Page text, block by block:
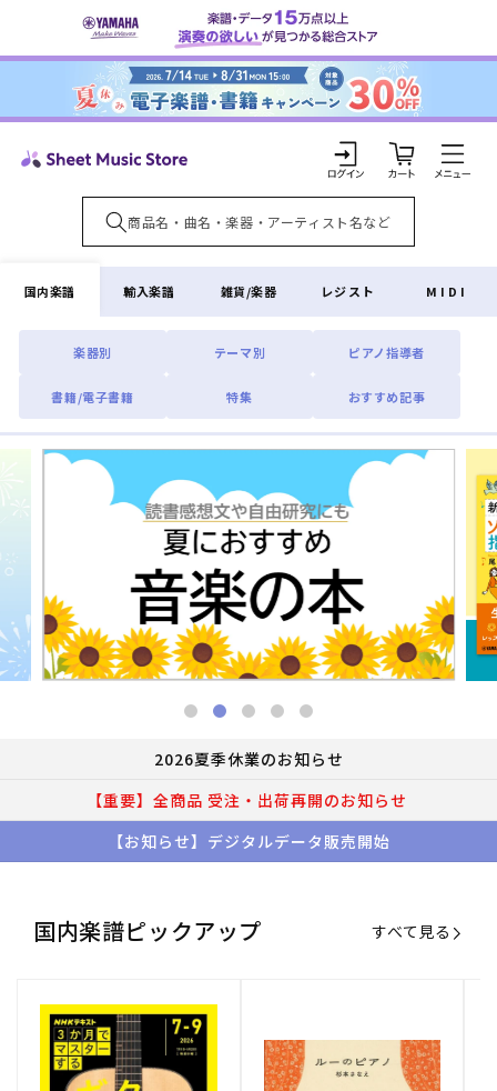
ンツに
ロ
グ
イ
ン
カ
ー
ト
国内楽譜
楽器別 テーマ別 ピアノ指導者
書籍/電子書籍 特集 おすすめ記事
輸入楽譜 雑貨/楽器 レジスト MIDI
2026夏季休業のお知らせ
【重要】全商品 受注・出荷再開のお知らせ
【お知らせ】デジタルデータ販売開始
国内楽譜ピックアップ すべて見る